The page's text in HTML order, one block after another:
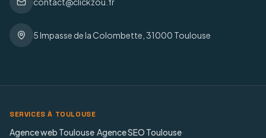
5 Impasse de la Colombette, 31000 Toulouse
SERVICES À TOULOUSE
Agence web Toulouse·Agence SEO Toulouse·